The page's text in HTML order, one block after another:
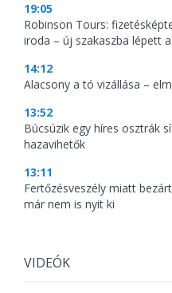
19:05
Robinson Tours:
iroda – új szakaszba lépett
14:12
Alacsony a tó vizállása –
13:52
Búcsúzik egy híres osztrák
hazavihetők
13:11
Fertőzésveszély miatt
már nem is nyit ki
VIDEÓK